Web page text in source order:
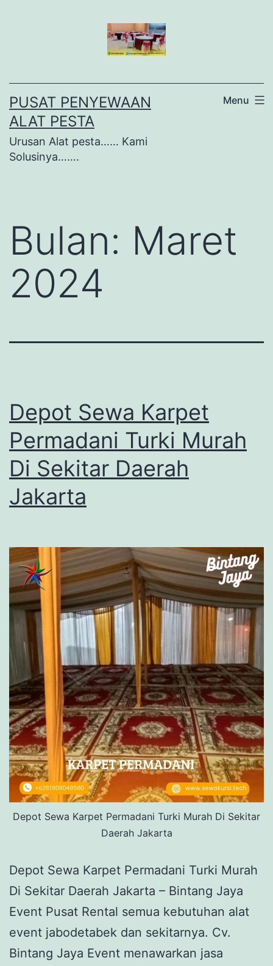
PUSAT PENYEWAAN
ALAT PESTA
Urusan Alat pesta…… Kami
Solusinya…….
Menu
Bulan: Maret
2024
Depot Sewa Karpet
Permadani Turki Murah
Di Sekitar Daerah
Jakarta
Depot Sewa Karpet Permadani Turki Murah Di Sekitar
Daerah Jakarta
Depot Sewa Karpet Permadani Turki Murah
Di Sekitar Daerah Jakarta – Bintang Jaya
Event Pusat Rental semua kebutuhan alat
event jabodetabek dan sekitarnya. Cv.
Bintang Jaya Event menawarkan jasa